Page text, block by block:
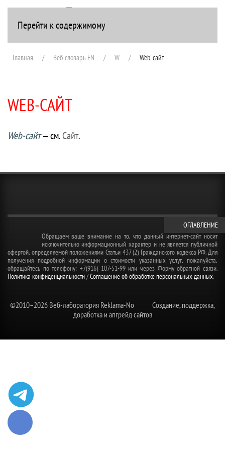
Перейти к содержимому+7(916) 107-51-99
Главная Веб-словарь EN W Web-сайт
WEB-САЙТ
Web-сайт— см.Сайт.
Обращаем ваше внимание на то, что данный интернет-сайт носит
исключительно информационный характер и не является публичной
офертой, определяемой положениями Статьи 437 (2) Гражданского кодекса РФ. Для
получения подробной информации о стоимости указанных услуг, пожалуйста,
обращайтесь по телефону: +7(916) 107-51-99 или через Форму обратной связи.
Политика конфиденциальности/Соглашение об обработке персональных данных.
©2010–2026 Веб-лаборатория Reklama-No
Создание, поддержка,
доработка и апгрейд сайтов
ОГЛАВЛЕНИЕ